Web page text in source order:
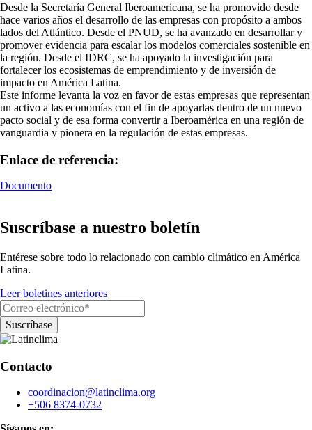
Desde la Secretaría General Iberoamericana, se ha promovido desde
hace varios años el desarrollo de las empresas con propósito a ambos
lados del Atlántico. Desde el PNUD, se ha avanzado en desarrollar y
promover evidencia para escalar los modelos comerciales sostenible en
la región. Desde el IDRC, se ha apoyado la investigación para
fortalecer los ecosistemas de emprendimiento y de inversión de
impacto en América Latina.
Este informe levanta la voz en favor de estas empresas que representan
un activo a las economías con el fin de apoyarlas dentro de un nuevo
pacto social y de esa forma convertir a Iberoamérica en una región de
vanguardia y pionera en la regulación de estas empresas.
Enlace de referencia:
Documento
Suscríbase a nuestro boletín
Entérese sobre todo lo relacionado con cambio climático en América
Latina.
Leer boletines anteriores
Contacto
coordinacion@latinclima.org
+506 8374-0732